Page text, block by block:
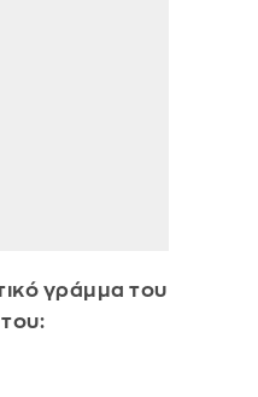
γράμμα του